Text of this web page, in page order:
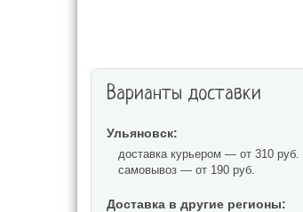
Варианты доставки
Ульяновск:
доставка курьером — от 310 руб.
самовывоз — от 190 руб.
Доставка в другие регионы: